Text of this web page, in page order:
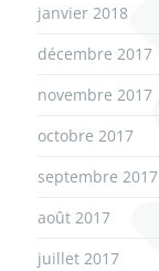
janvier 2018
décembre 2017
novembre 2017
octobre 2017
septembre 2017
août 2017
juillet 2017